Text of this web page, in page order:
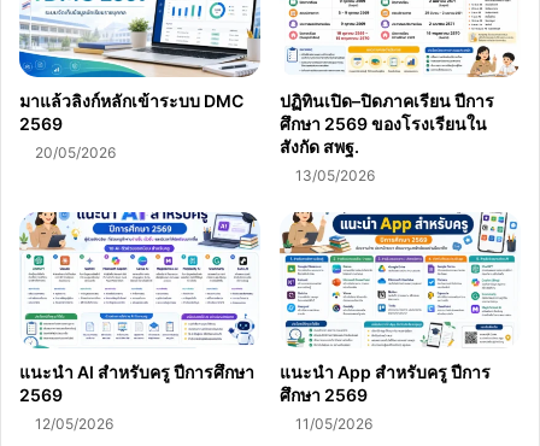
มาแล้วลิงก์หลักเข้าระบบ DMC
2569
20/05/2026
ปฏิทินเปิด–ปิดภาคเรียน ปีการ
ศึกษา 2569 ของโรงเรียนใน
สังกัด สพฐ.
13/05/2026
แนะนำ AI สำหรับครู ปีการศึกษา
2569
12/05/2026
แนะนำ App สำหรับครู ปีการ
ศึกษา 2569
11/05/2026